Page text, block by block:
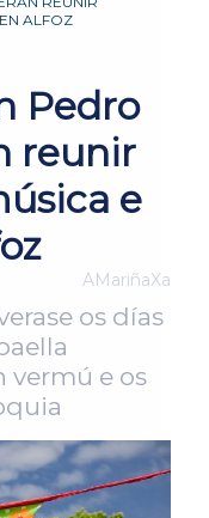
ALFOZ
Pedro
reunir
e
AMariñaXa
os días
vermú e os